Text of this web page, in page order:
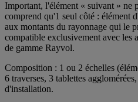
Important, l'élément « suivant » ne
comprend qu'1 seul côté : élément
aux montants du rayonnage qui le
compatible exclusivement avec les
de gamme Rayvol.
Composition : 1 ou 2 échelles
6 traverses, 3 tablettes
d'installation.